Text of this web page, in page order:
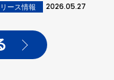
ース情報 2026.05.27